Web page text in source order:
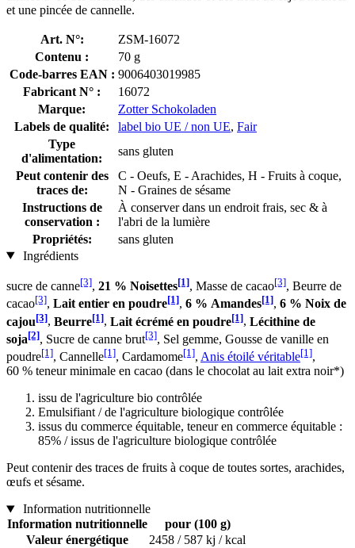
et une pincée de cannelle.
Art. N°:
ZSM-16072
Contenu :
70 g
Code-barres EAN : 9006403019985
Fabricant N° :
16072
Marque:
Zotter Schokoladen
Labels de qualité:
label bio UE / non UE, Fair
Type
d'alimentation:
sans gluten
Peut contenir des
traces de:
C - Oeufs, E - Arachides, H - Fruits à coque,
N - Graines de sésame
Instructions de
conservation :
À conserver dans un endroit frais, sec & à
l'abri de la lumière
Propriétés:
sans gluten
Ingrédients
sucre de canne[3], 21 % Noisettes[1], Masse de cacao[3], Beurre de
cacao[3], Lait entier en poudre[1], 6 % Amandes[1], 6 % Noix de
cajou[3], Beurre[1], Lait écrémé en poudre[1], Lécithine de
soja[2], Sucre de canne brut[3], Sel gemme, Gousse de vanille en
poudre[1], Cannelle[1], Cardamome[1], Anis étoilé véritable[1],
60 % teneur minimale en cacao (dans le chocolat au lait extra noir*)
issu de l'agriculture bio contrôlée
Emulsifiant / de l'agriculture biologique contrôlée
issus du commerce équitable, teneur en commerce équitable :
85% / issus de l'agriculture biologique contrôlée
Peut contenir des traces de fruits à coque de toutes sortes, arachides,
œufs et sésame.
Information nutritionnelle
Information nutritionnelle
pour (100 g)
Valeur énergétique
2458 / 587 kj / kcal